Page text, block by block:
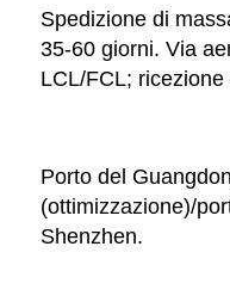
Spedizione di
35-60 giorni. Via
LCL/FCL;
Porto del
(ottimizzazione)/
Shenzhen.